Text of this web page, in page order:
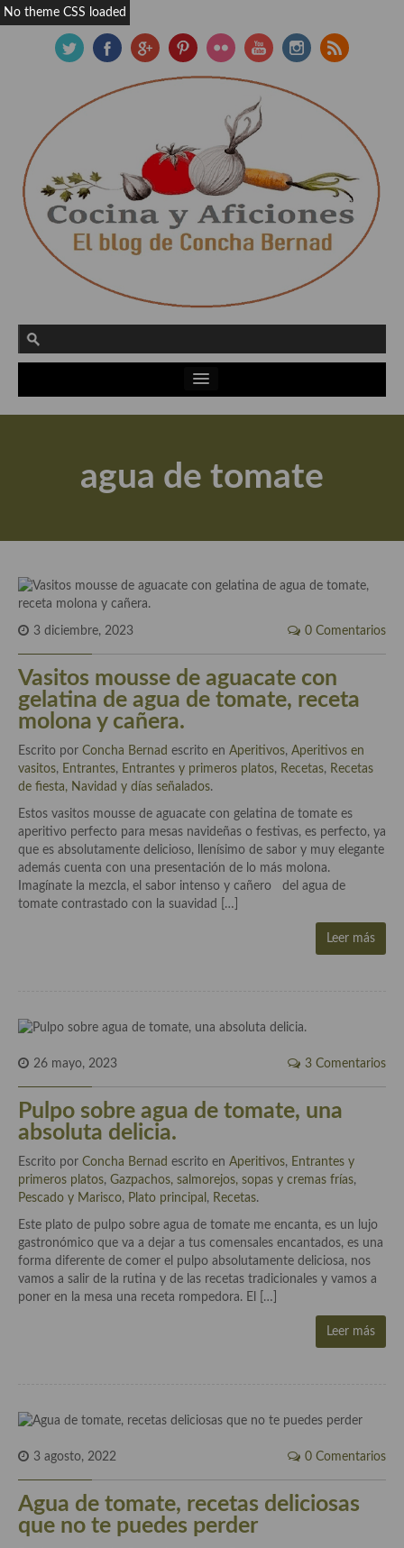
Actualidad y recomendaciones
Apuntes, estudios sobre temas interesantes e importantes
Flores en la cocina recetas
Técnicas de emplatado
El mundo del vino y las bebidas
Tiendas especiales
Especias, hierbas, condimentos, espesantes y aditivos
Historia de la gastronomía, platos celebres, cocineros, críticos,
historias culinarias y otras cosas
Origen y evolución de la comida
Protocolo y buenas maneras.
Recetas
Acompañamientos
Airfryer recetas
Aderezos, salsas, vinagretas, especias, hierbas aromáticas o
aditivos
Especias, mezclas de especias
Sales y polvos
Salsas y mojos
Aperitivos
agua de tomate
3 diciembre, 2023 0 Comentarios
Vasitos mousse de aguacate con
gelatina de agua de tomate, receta
molona y cañera.
Escrito por Concha Bernad escrito en Aperitivos, Aperitivos en
vasitos, Entrantes, Entrantes y primeros platos, Recetas, Recetas
de fiesta, Navidad y días señalados.
Estos vasitos mousse de aguacate con gelatina de tomate es
aperitivo perfecto para mesas navideñas o festivas, es perfecto, ya
que es absolutamente delicioso, llenísimo de sabor y muy elegante
además cuenta con una presentación de lo más molona.
Imagínate la mezcla, el sabor intenso y cañero del agua de
tomate contrastado con la suavidad […]
Leer más
26 mayo, 2023 3 Comentarios
Pulpo sobre agua de tomate, una
absoluta delicia.
Escrito por Concha Bernad escrito en Aperitivos, Entrantes y
primeros platos, Gazpachos, salmorejos, sopas y cremas frías,
Pescado y Marisco, Plato principal , Recetas.
Este plato de pulpo sobre agua de tomate me encanta, es un lujo
gastronómico que va a dejar a tus comensales encantados, es una
forma diferente de comer el pulpo absolutamente deliciosa, nos
vamos a salir de la rutina y de las recetas tradicionales y vamos a
poner en la mesa una receta rompedora. El […]
Leer más
3 agosto, 2022 0 Comentarios
Agua de tomate, recetas deliciosas
que no te puedes perder
No theme CSS loaded